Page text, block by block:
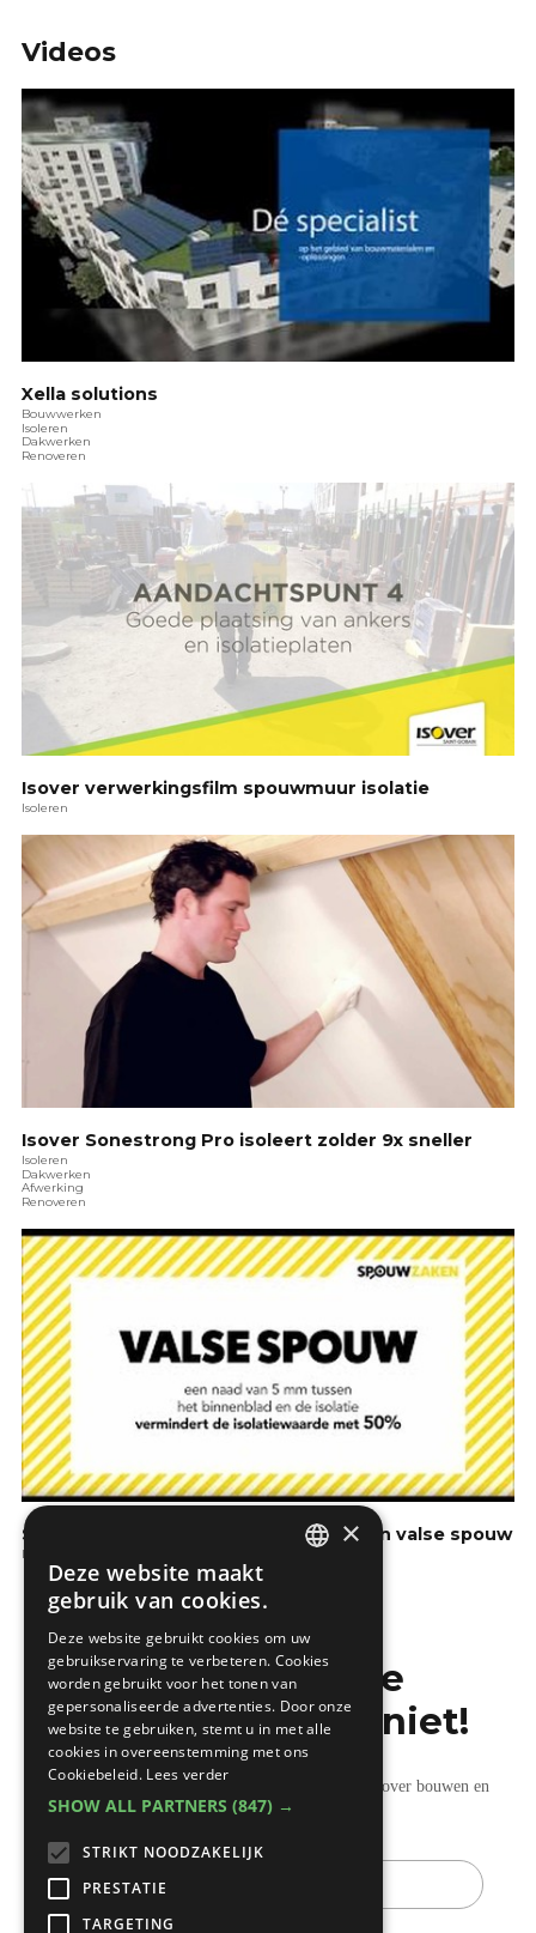
Videos
Xella solutions
Bouwwerken
Isoleren
Dakwerken
Renoveren
Isover verwerkingsfilm spouwmuur isolatie
Isoleren
Isover Sonestrong Pro isoleert zolder 9x sneller
Isoleren
Dakwerken
Afwerking
Renoveren
Saint-Gobain Isover : Spouwzaken - Een valse spouw
Isoleren
Mis de laatste
bouwnieuwtjes niet!
Ontvang onze wekelijkse updates vol nuttige tips over bouwen en
verbouwen.
E-
mail
×
Deze website maakt
gebruik van cookies.
Deze website gebruikt cookies om uw
gebruikservaring te verbeteren. Cookies
worden gebruikt voor het tonen van
gepersonaliseerde advertenties. Door onze
website te gebruiken, stemt u in met alle
cookies in overeenstemming met ons
Cookiebeleid. Lees verder
SHOW ALL PARTNERS (847) →
STRIKT NOODZAKELIJK
PRESTATIE
TARGETING